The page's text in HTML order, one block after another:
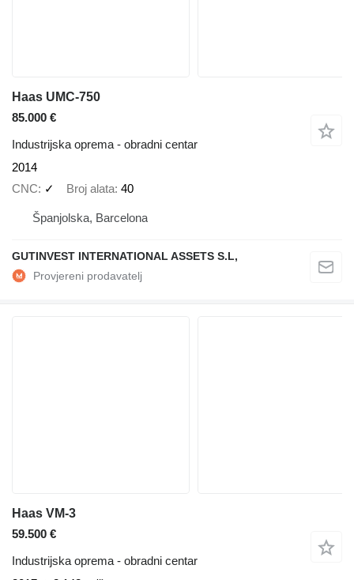
Haas UMC-750
85.000 €
Industrijska oprema - obradni centar
2014
CNC
✓ Broj alata 40
Španjolska, Barcelona
GUTINVEST INTERNATIONAL ASSETS S.L,
Haas VM-3
59.500 €
Industrijska oprema - obradni centar